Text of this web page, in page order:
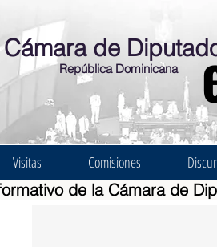
Cámara de
República Dominicana
Visitas Comisiones
de la Cámara de